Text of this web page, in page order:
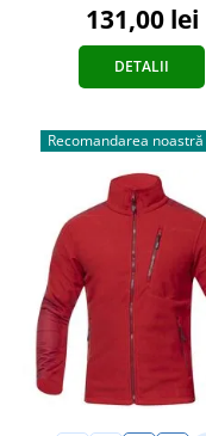
131,00 lei
DETALII
Recomandarea noastră